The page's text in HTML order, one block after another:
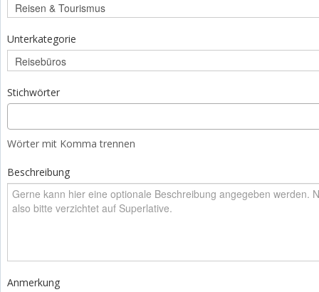
Unterkategorie
Stichwörter
Wörter mit Komma trennen
Beschreibung
Anmerkung